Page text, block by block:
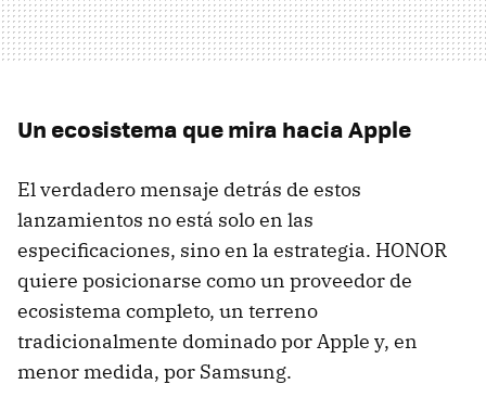
Un ecosistema que mira hacia Apple
El verdadero mensaje detrás de estos
lanzamientos no está solo en las
especificaciones, sino en la estrategia. HONOR
quiere posicionarse como un proveedor de
ecosistema completo, un terreno
tradicionalmente dominado por Apple y, en
menor medida, por Samsung.